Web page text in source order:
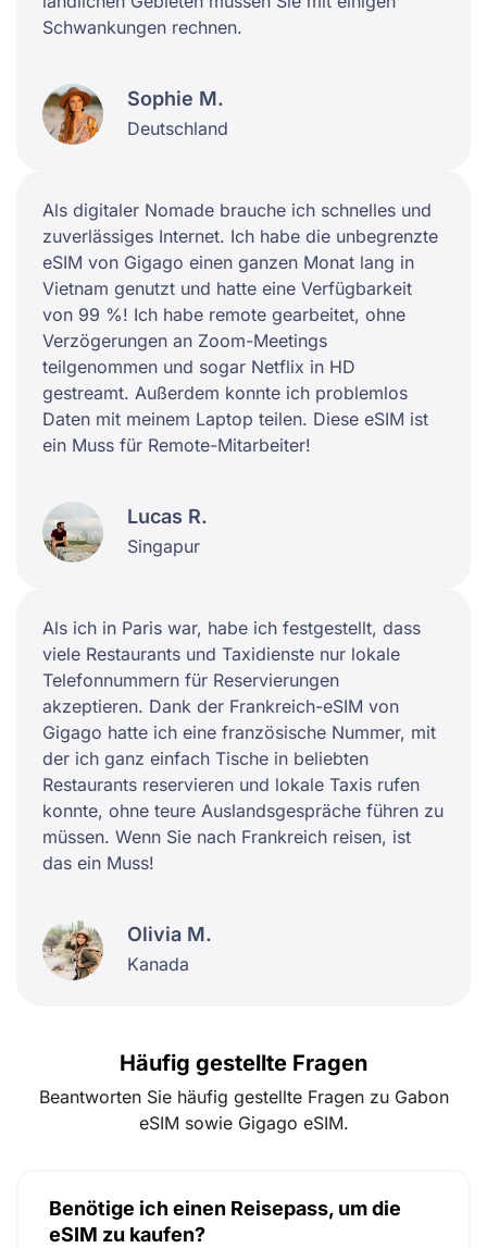
Schwankungen rechnen.
Sophie M.
Deutschland
Als digitaler Nomade brauche ich schnelles und
zuverlässiges Internet. Ich habe die unbegrenzte
eSIM von Gigago einen ganzen Monat lang in
Vietnam genutzt und hatte eine Verfügbarkeit
von 99 %! Ich habe remote gearbeitet, ohne
Verzögerungen an Zoom-Meetings
teilgenommen und sogar Netflix in HD
gestreamt. Außerdem konnte ich problemlos
Daten mit meinem Laptop teilen. Diese eSIM ist
ein Muss für Remote-Mitarbeiter!
Lucas R.
Singapur
Als ich in Paris war, habe ich festgestellt, dass
viele Restaurants und Taxidienste nur lokale
Telefonnummern für Reservierungen
akzeptieren. Dank der Frankreich-eSIM von
Gigago hatte ich eine französische Nummer, mit
der ich ganz einfach Tische in beliebten
Restaurants reservieren und lokale Taxis rufen
konnte, ohne teure Auslandsgespräche führen zu
müssen. Wenn Sie nach Frankreich reisen, ist
das ein Muss!
Olivia M.
Kanada
Häufig gestellte Fragen
Beantworten Sie häufig gestellte Fragen zu Gabon
eSIM sowie Gigago eSIM.
Benötige ich einen Reisepass, um die
eSIM zu kaufen?